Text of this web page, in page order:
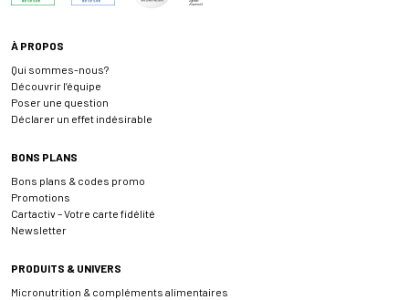
À PROPOS
Qui sommes-nous?
Découvrir l’équipe
Poser une question
Déclarer un effet indésirable
BONS PLANS
Bons plans & codes promo
Promotions
Cartactiv – Votre carte fidélité
Newsletter
PRODUITS & UNIVERS
Micronutrition & compléments alimentaires